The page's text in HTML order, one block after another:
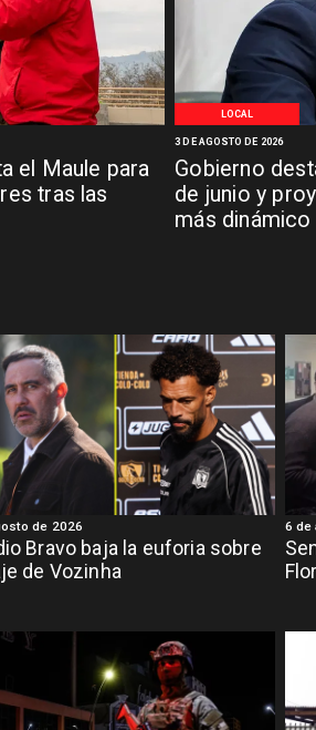
el Maule para
tras las
LOCAL
Gobierno
de junio y
más dinámico
3 DE AGOSTO DE 2026
Bravo baja la euforia sobre
de Vozinha
de 2026 6 de